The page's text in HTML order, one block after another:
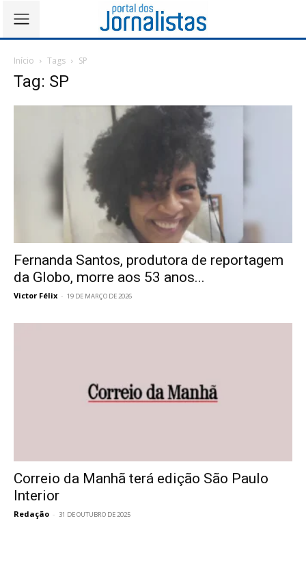
Início Tags SP
Tag: SP
Fernanda Santos, produtora de reportagem
da Globo, morre aos 53 anos...
Victor Félix - 19 DE MARÇO DE 2026
Correio da Manhã terá edição São Paulo
Interior
Redação - 31 DE OUTUBRO DE 2025